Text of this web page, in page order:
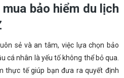
bảo hiểm du lịch
sẻ và an tâm, việc lựa chọn bảo
cá nhân là yếu tố không thể bỏ qua.
thực tế giúp bạn đưa ra quyết định